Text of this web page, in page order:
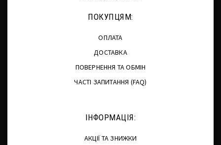
ПОКУПЦЯМ:
ОПЛАТА
ДОСТАВКА
ПОВЕРНЕННЯ ТА ОБМІН
ЧАСТІ ЗАПИТАННЯ (FAQ)
ІНФОРМАЦІЯ:
АКЦІЇ ТА ЗНИЖКИ